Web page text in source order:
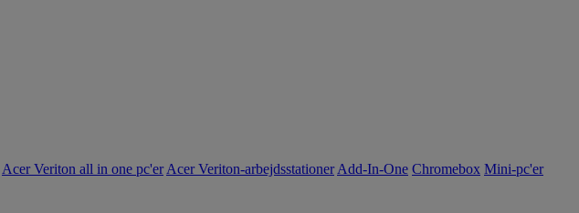
Acer Veriton all in one pc'er Acer Veriton-arbejdsstationer Add-In-One Chromebox Mini-pc'er